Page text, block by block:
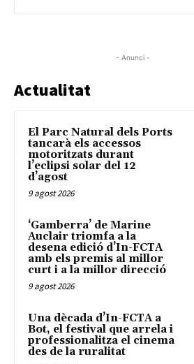
- Anunci -
Actualitat
El Parc Natural dels Ports
tancarà els accessos
motoritzats durant
l’eclipsi solar del 12
d’agost
9 agost 2026
‘Gamberra’ de Marine
Auclair triomfa a la
desena edició d’In-FCTA
amb els premis al millor
curt i a la millor direcció
9 agost 2026
Una dècada d’In-FCTA a
Bot, el festival que arrela i
professionalitza el cinema
des de la ruralitat